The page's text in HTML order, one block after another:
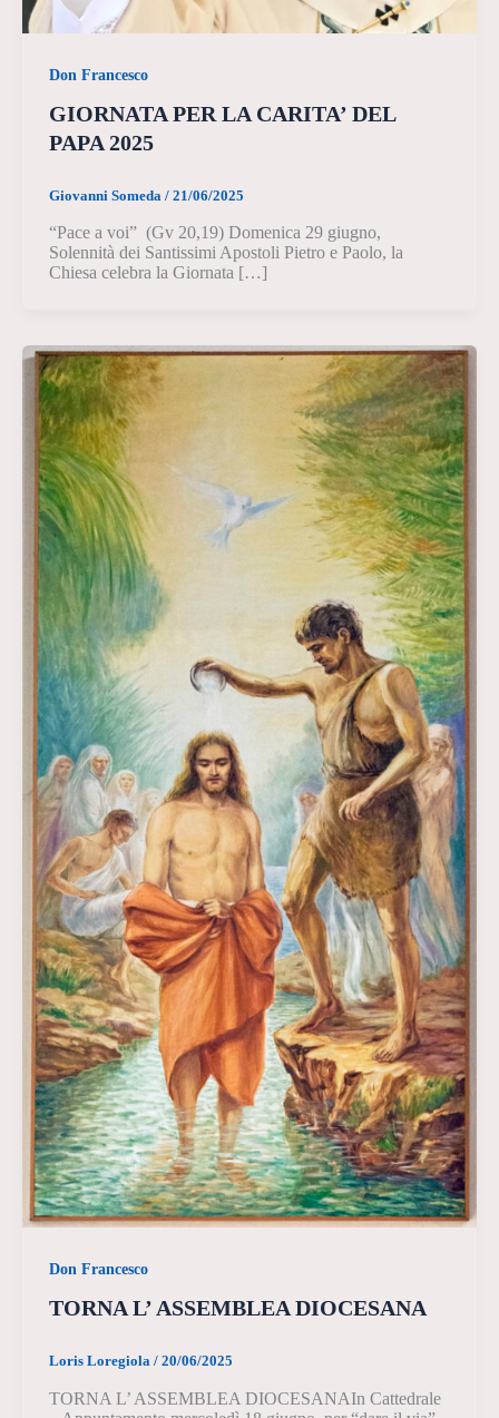
Don Francesco
GIORNATA PER LA CARITA’ DEL
PAPA 2025
Giovanni Someda / 21/06/2025
“Pace a voi” (Gv 20,19) Domenica 29 giugno,
Solennità dei Santissimi Apostoli Pietro e Paolo, la
Chiesa celebra la Giornata […]
Don Francesco
TORNA L’ ASSEMBLEA DIOCESANA
Loris Loregiola / 20/06/2025
TORNA L’ ASSEMBLEA DIOCESANAIn Cattedrale